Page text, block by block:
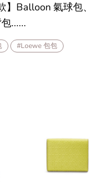
】Balloon 氣球包、
......
#Loewe 包包